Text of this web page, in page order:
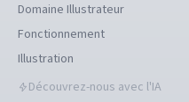
Domaine Illustrateur
Fonctionnement
Illustration
Découvrez-nous avec l'IA